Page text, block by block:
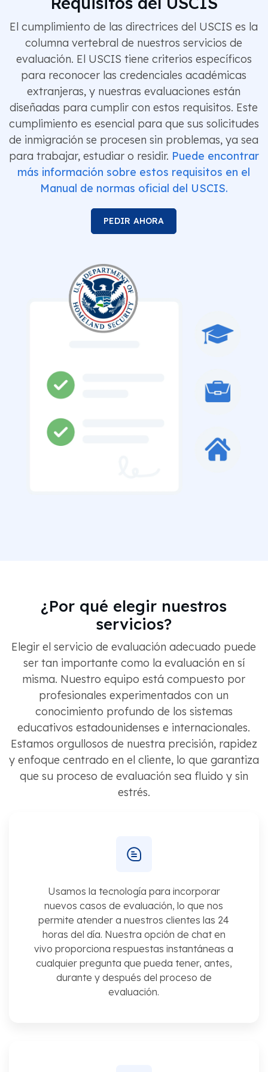
El cumplimiento de las directrices del USCIS es la
columna vertebral de nuestros servicios de
evaluación. El USCIS tiene criterios específicos
para reconocer las credenciales académicas
extranjeras, y nuestras evaluaciones están
diseñadas para cumplir con estos requisitos. Este
cumplimiento es esencial para que sus solicitudes
de inmigración se procesen sin problemas, ya sea
para trabajar, estudiar o residir. Puede encontrar
más información sobre estos requisitos en el
Manual de normas oficial del USCIS.
PEDIR AHORA
¿Por qué elegir nuestros
servicios?
Elegir el servicio de evaluación adecuado puede
ser tan importante como la evaluación en sí
misma. Nuestro equipo está compuesto por
profesionales experimentados con un
conocimiento profundo de los sistemas
educativos estadounidenses e internacionales.
Estamos orgullosos de nuestra precisión, rapidez
y enfoque centrado en el cliente, lo que garantiza
que su proceso de evaluación sea fluido y sin
estrés.
Usamos la tecnología para incorporar
nuevos casos de evaluación, lo que nos
permite atender a nuestros clientes las 24
horas del día. Nuestra opción de chat en
vivo proporciona respuestas instantáneas a
cualquier pregunta que pueda tener, antes,
durante y después del proceso de
evaluación.